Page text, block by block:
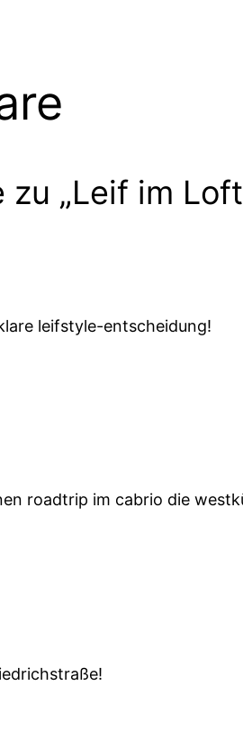
zu „Leif im
leifstyle-entscheidung!
roadtrip im cabrio die